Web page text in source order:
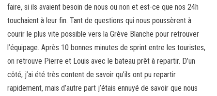
faire, si ils avaient besoin de nous ou non et est-ce que nos 24h
touchaient à leur fin. Tant de questions qui nous poussèrent à
courir le plus vite possible vers la Grève Blanche pour retrouver
l’équipage. Après 10 bonnes minutes de sprint entre les touristes,
on retrouve Pierre et Louis avec le bateau prêt à repartir. D’un
côté, j’ai été très content de savoir qu’ils ont pu repartir
rapidement, mais d’autre part j’étais ennuyé de savoir que nous